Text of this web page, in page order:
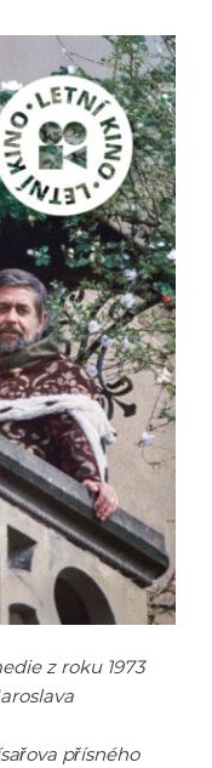
z roku 1973
přísného